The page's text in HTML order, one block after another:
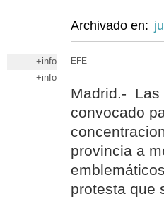
Archivado en:
+info
+info
EFE
Madrid.- Las
convocado
provincia a
protesta que